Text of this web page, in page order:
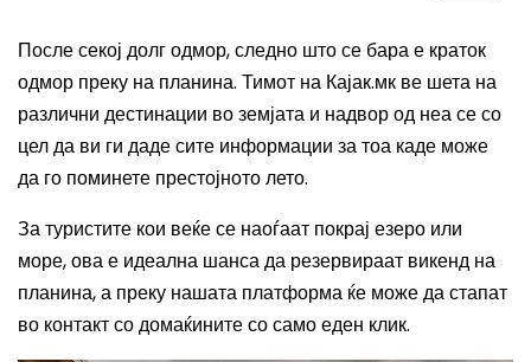
После секој долг одмор, следно што се бара е краток
одмор преку на планина. Тимот на Кајак.мк ве шета на
различни дестинации во земјата и надвор од неа се со
цел да ви ги даде сите информации за тоа каде може
да го поминете престојното лето.
За туристите кои веќе се наоѓаат покрај езеро или
море, ова е идеална шанса да резервираат викенд на
планина, а преку нашата платформа ќе може да стапат
во контакт со домаќините со само еден клик.